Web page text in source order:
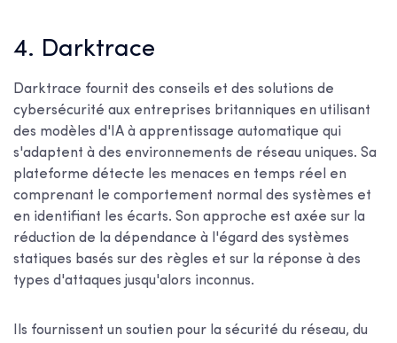
4. Darktrace
Darktrace fournit des conseils et des solutions de
cybersécurité aux entreprises britanniques en utilisant
des modèles d'IA à apprentissage automatique qui
s'adaptent à des environnements de réseau uniques. Sa
plateforme détecte les menaces en temps réel en
comprenant le comportement normal des systèmes et
en identifiant les écarts. Son approche est axée sur la
réduction de la dépendance à l'égard des systèmes
statiques basés sur des règles et sur la réponse à des
types d'attaques jusqu'alors inconnus.
Ils fournissent un soutien pour la sécurité du réseau, du